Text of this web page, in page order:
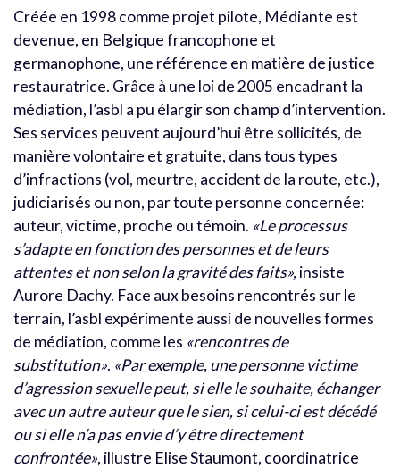
Créée en 1998 comme projet pilote, Médiante est
devenue, en Belgique francophone et
germanophone, une référence en matière de justice
restauratrice. Grâce à une loi de 2005 encadrant la
médiation, l’asbl a pu élargir son champ d’intervention.
Ses services peuvent aujourd’hui être sollicités, de
manière volontaire et gratuite, dans tous types
d’infractions (vol, meurtre, accident de la route, etc.),
judiciarisés ou non, par toute personne concernée:
auteur, victime, proche ou témoin. «Le processus
s’adapte en fonction des personnes et de leurs
attentes et non selon la gravité des faits»,insiste
Aurore Dachy. Face aux besoins rencontrés sur le
terrain, l’asbl expérimente aussi de nouvelles formes
de médiation, comme les «rencontres de
substitution». «Par exemple, une personne victime
d’agression sexuelle peut, si elle le souhaite, échanger
avec un autre auteur que le sien, si celui-ci est décédé
ou si elle n’a pas envie d’y être directement
confrontée», illustre Elise Staumont, coordinatrice